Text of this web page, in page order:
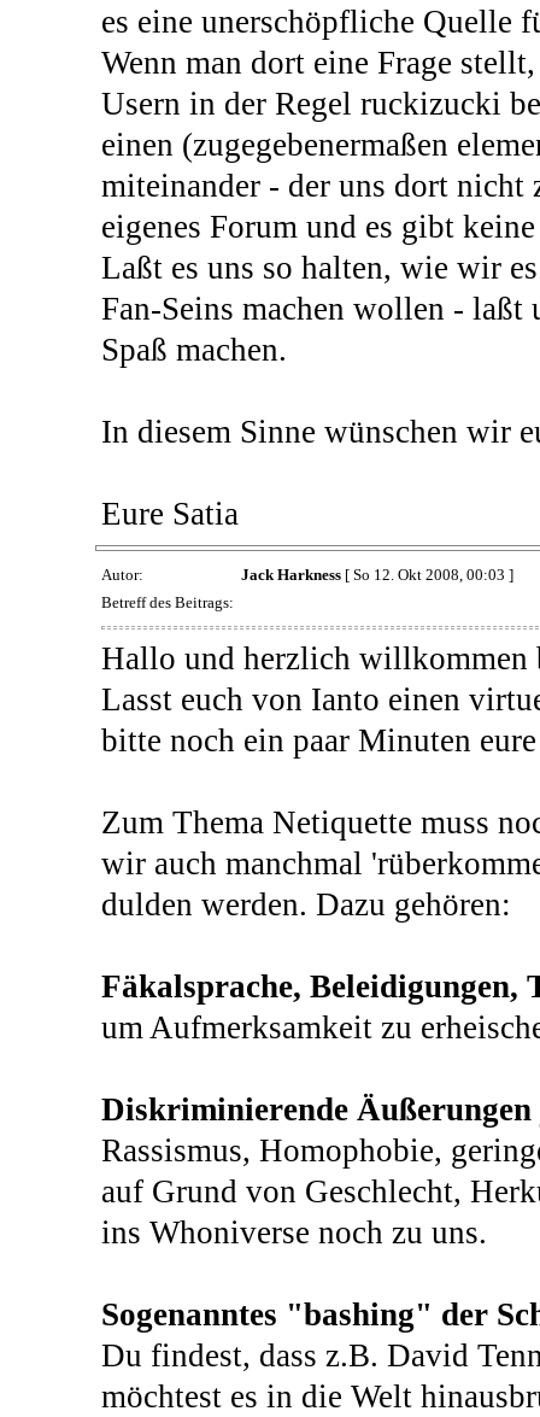
es eine unerschöpfliche Quelle
Wenn man dort eine Frage
Usern in der Regel ruckizucki
einen (zugegebenermaßen
miteinander - der uns dort nicht
eigenes Forum und es gibt
Laßt es uns so halten, wie wir
Fan-Seins machen wollen -
Spaß machen.
In diesem Sinne wünschen wir
Eure Satia
Autor: Jack Harkness[ So 12. Okt 2008, 00:03 ]
Betreff des Beitrags:
Hallo und herzlich
Lasst euch von Ianto einen
bitte noch ein paar Minuten
Zum Thema Netiquette muss
wir auch manchmal
dulden werden. Dazu gehören:
Fäkalsprache, Beleidigungen,
um Aufmerksamkeit zu
Diskriminierende
Rassismus, Homophobie,
auf Grund von Geschlecht,
ins Whoniverse noch zu uns.
Sogenanntes "bashing" der
Du findest, dass z.B. David
möchtest es in die Welt